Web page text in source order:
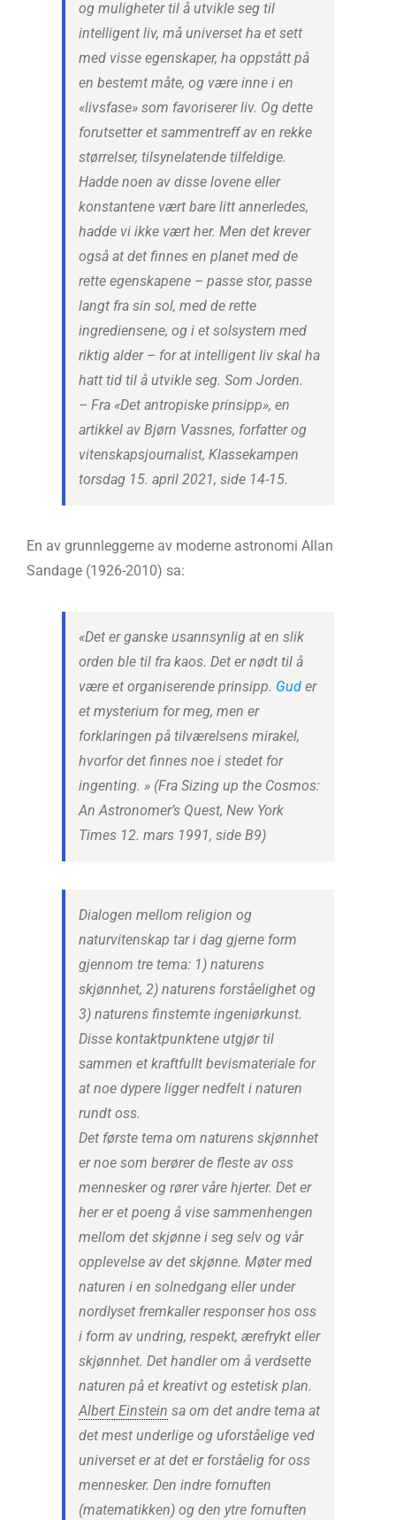
og muligheter til å utvikle seg til
intelligent liv, må universet ha et sett
med visse egenskaper, ha oppstått på
en bestemt måte, og være inne i en
«livsfase» som favoriserer liv. Og dette
forutsetter et sammentreff av en rekke
størrelser, tilsynelatende tilfeldige.
Hadde noen av disse lovene eller
konstantene vært bare litt annerledes,
hadde vi ikke vært her. Men det krever
også at det finnes en planet med de
rette egenskapene – passe stor, passe
langt fra sin sol, med de rette
ingrediensene, og i et solsystem med
riktig alder – for at intelligent liv skal ha
hatt tid til å utvikle seg. Som Jorden.
– Fra «Det antropiske prinsipp», en
artikkel av Bjørn Vassnes, forfatter og
vitenskapsjournalist, Klassekampen
torsdag 15. april 2021, side 14-15.
En av grunnleggerne av moderne astronomi Allan
Sandage (1926-2010) sa:
«Det er ganske usannsynlig at en slik
orden ble til fra kaos. Det er nødt til å
være et organiserende prinsipp. Gud er
et mysterium for meg, men er
forklaringen på tilværelsens mirakel,
hvorfor det finnes noe i stedet for
ingenting. » (Fra Sizing up the Cosmos:
An Astronomer’s Quest, New York
Times 12. mars 1991, side B9)
Dialogen mellom religion og
naturvitenskap tar i dag gjerne form
gjennom tre tema: 1) naturens
skjønnhet, 2) naturens forståelighet og
3) naturens finstemte ingeniørkunst.
Disse kontaktpunktene utgjør til
sammen et kraftfullt bevismateriale for
at noe dypere ligger nedfelt i naturen
rundt oss.
Det første tema om naturens skjønnhet
er noe som berører de fleste av oss
mennesker og rører våre hjerter. Det er
her er et poeng å vise sammenhengen
mellom det skjønne i seg selv og vår
opplevelse av det skjønne. Møter med
naturen i en solnedgang eller under
nordlyset fremkaller responser hos oss
i form av undring, respekt, ærefrykt eller
skjønnhet. Det handler om å verdsette
naturen på et kreativt og estetisk plan.
Albert Einstein sa om det andre tema at
det mest underlige og uforståelige ved
universet er at det er forståelig for oss
mennesker. Den indre fornuften
(matematikken) og den ytre fornuften